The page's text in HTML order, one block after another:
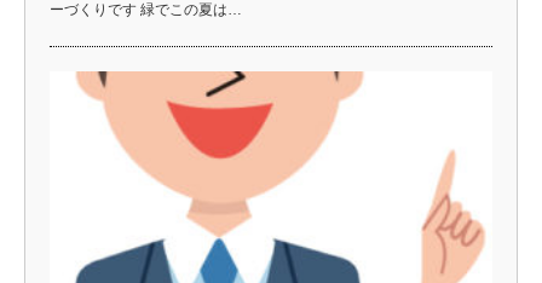
ーづくりです 緑でこの夏は…